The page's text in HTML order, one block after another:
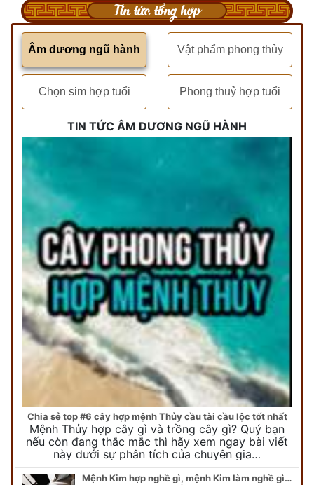
Tin tức tổng hợp
Âm dương ngũ hành Vật phẩm phong thủy
Chọn sim hợp tuổi Phong thuỷ hợp tuổi
TIN TỨC ÂM DƯƠNG NGŨ HÀNH
Chia sẻ top #6 cây hợp mệnh Thủy cầu tài cầu lộc tốt nhất
Mệnh Thủy hợp cây gì và trồng cây gì? Quý bạn
nếu còn đang thắc mắc thì hãy xem ngay bài viết
này dưới sự phân tích của chuyên gia…
Mệnh Kim hợp nghề gì, mệnh Kim làm nghề gì để #Phát Tài Lộc